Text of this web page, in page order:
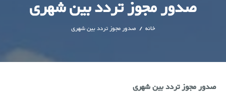
صدور مجوز تردد بین شهری
خانه / صدور مجوز تردد بین شهری
صدور مجوز تردد بین شهری